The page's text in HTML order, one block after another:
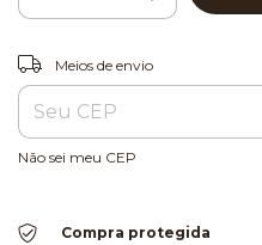
Entregas para o CEP:
Meios de envio
Não sei meu CEP
Compra protegida